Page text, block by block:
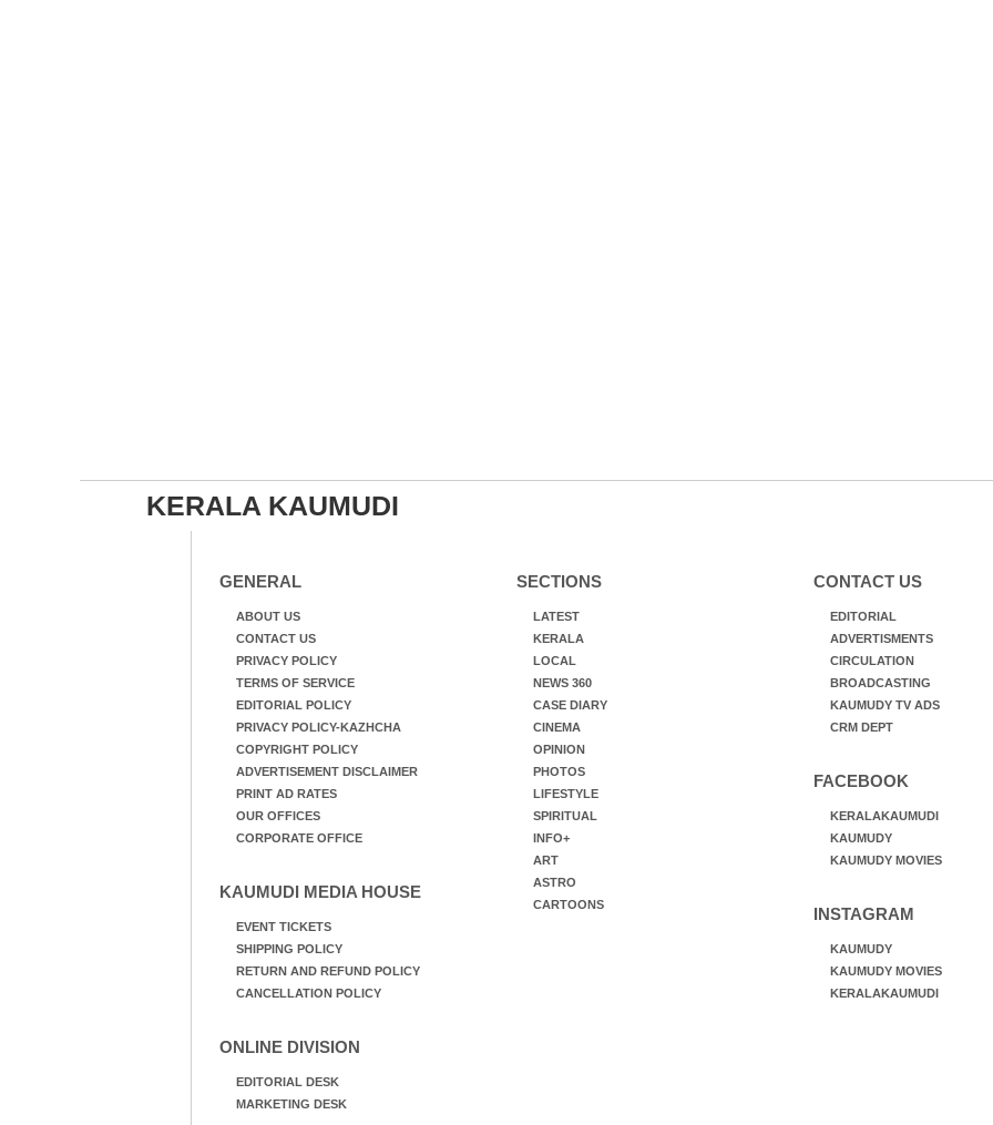
KERALA KAUMUDI
GENERAL
ABOUT US
CONTACT US
PRIVACY POLICY
TERMS OF SERVICE
EDITORIAL POLICY
PRIVACY POLICY-KAZHCHA
COPYRIGHT POLICY
ADVERTISEMENT DISCLAIMER
PRINT AD RATES
OUR OFFICES
CORPORATE OFFICE
KAUMUDI MEDIA HOUSE
EVENT TICKETS
SHIPPING POLICY
RETURN AND REFUND POLICY
CANCELLATION POLICY
ONLINE DIVISION
EDITORIAL DESK
MARKETING DESK
SECTIONS
LATEST
KERALA
LOCAL
NEWS 360
CASE DIARY
CINEMA
OPINION
PHOTOS
LIFESTYLE
SPIRITUAL
INFO+
ART
ASTRO
CARTOONS
CONTACT US
EDITORIAL
ADVERTISMENTS
CIRCULATION
BROADCASTING
KAUMUDY TV ADS
CRM DEPT
FACEBOOK
KERALAKAUMUDI
KAUMUDY
KAUMUDY MOVIES
INSTAGRAM
KAUMUDY
KAUMUDY MOVIES
KERALAKAUMUDI